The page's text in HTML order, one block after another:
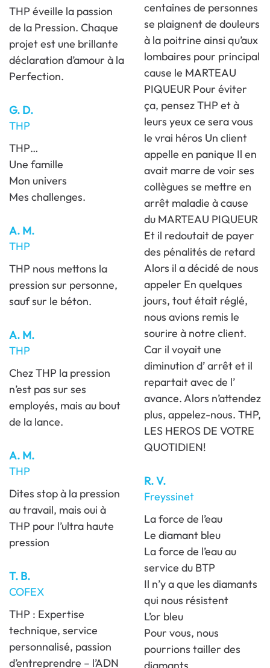
centaines de personnes
se plaignent de douleurs
à la poitrine ainsi qu’aux
lombaires pour principal
cause le MARTEAU
PIQUEUR Pour éviter
ça, pensez THP et à
leurs yeux ce sera vous
le vrai héros Un client
appelle en panique Il en
avait marre de voir ses
collègues se mettre en
arrêt maladie à cause
du MARTEAU PIQUEUR
Et il redoutait de payer
des pénalités de retard
Alors il a décidé de nous
appeler En quelques
jours, tout était réglé,
nous avions remis le
sourire à notre client.
Car il voyait une
diminution d’ arrêt et il
repartait avec de l’
avance. Alors n’attendez
plus, appelez-nous. THP,
LES HEROS DE VOTRE
QUOTIDIEN!
THP éveille la passion
de la Pression. Chaque
projet est une brillante
déclaration d’amour à la
Perfection.
G. D.
THP
THP…
Une famille
Mon univers
Mes challenges.
A. M.
THP
THP nous mettons la
pression sur personne,
sauf sur le béton.
A. M.
THP
Chez THP la pression
n’est pas sur ses
employés, mais au bout
de la lance.
A. M.
THP
Dites stop à la pression
au travail, mais oui à
THP pour l’ultra haute
pression
R. V.
Freyssinet
La force de l’eau
Le diamant bleu
La force de l’eau au
service du BTP
Il n’y a que les diamants
qui nous résistent
L’or bleu
Pour vous, nous
pourrions tailler des
T. B.
COFEX
THP : Expertise
technique, service
personnalisé, passion
d’entreprendre – l’ADN